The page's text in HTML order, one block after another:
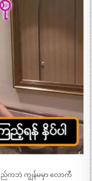
ကဘဲ ကျွန်မမှာ လောကီ